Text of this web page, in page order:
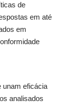
de
em até
em
unam eficácia
analisados